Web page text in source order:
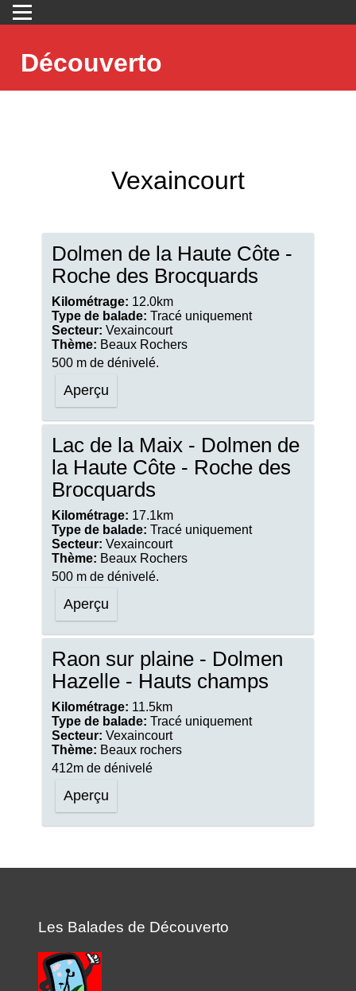
Découverto
Vexaincourt
Dolmen de la Haute Côte -
Roche des Brocquards
Kilométrage: 12.0km
Type de balade: Tracé uniquement
Secteur: Vexaincourt
Thème: Beaux Rochers
500 m de dénivelé.
Aperçu
Lac de la Maix - Dolmen de
la Haute Côte - Roche des
Brocquards
Kilométrage: 17.1km
Type de balade: Tracé uniquement
Secteur: Vexaincourt
Thème: Beaux Rochers
500 m de dénivelé.
Aperçu
Raon sur plaine - Dolmen
Hazelle - Hauts champs
Kilométrage: 11.5km
Type de balade: Tracé uniquement
Secteur: Vexaincourt
Thème: Beaux rochers
412m de dénivelé
Aperçu
Les Balades de Découverto